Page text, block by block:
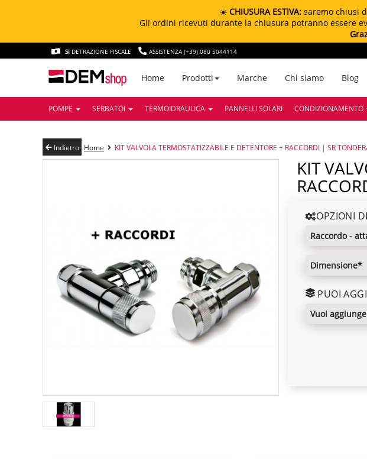
☀️ CHIUSURA ESTIVA: saremo chiusi
Gli ordini ricevuti durante la chiusura potranno essere
SI DETRAZIONE FISCALE ASSISTENZA (+39) 080 5044114
Home Prodotti Marche Chi siamo Blog
POMPE SERBATOI TERMOIDRAULICA PANNELLI SOLARI CONDIZIONAMENTO
Indietro Home KIT VALVOLA TERMOSTATIZZABILE E DETENTORE + RACCORDI | SR
KIT VALVOLA TERMOSTATIZZABILE E DETENTORE +
OPZIONI
raccordo -
dimensione*
PUOI
vuoi